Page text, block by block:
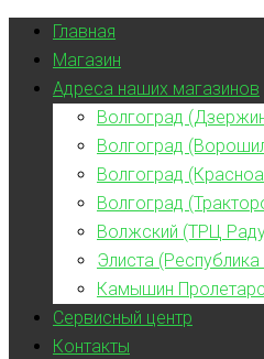
Главная
Магазин
Адреса наших магазинов
Волгоград
Волгоград
Волгоград
Волгоград
Волжский (ТРЦ
Элиста
Камышин
Сервисный центр
Контакты